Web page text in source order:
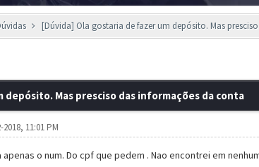
[Dúvida] Ola gostaria de fazer um depósito. Mas
Mas presciso das informações da conta
2018, 11:01 PM
apenas o num. Do cpf que pedem . Nao encontrei em